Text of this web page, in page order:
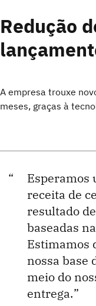
Redução
A empresa trouxe
meses, graças à
Esperamos
receita de
resultado
baseadas
Estimamos
nossa base
meio do
entrega.